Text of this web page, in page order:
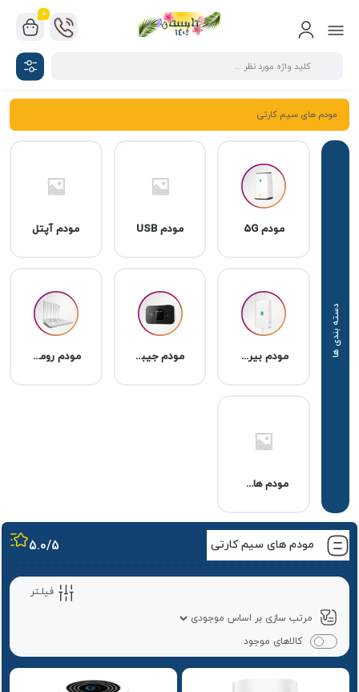
0
مودم های سیم کارتی
مودم 5G مودم USB مودم آپتل
مودم بیرونی مودم جیبی مودم رومیزی
مودم های ماهان نت
مودم های سیم کارتی 5.0/5
فیلـتر
کالاهای موجود